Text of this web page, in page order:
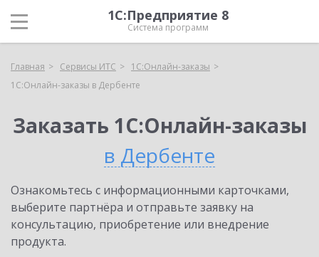
1С:Предприятие 8
Система программ
Главная Сервисы ИТС
1С:Онлайн-заказы
1С:Онлайн-заказы в Дербенте
Заказать 1С:Онлайн-заказы
в Дербенте
Ознакомьтесь с информационными карточками,
выберите партнёра и отправьте заявку на
консультацию, приобретение или внедрение
продукта.